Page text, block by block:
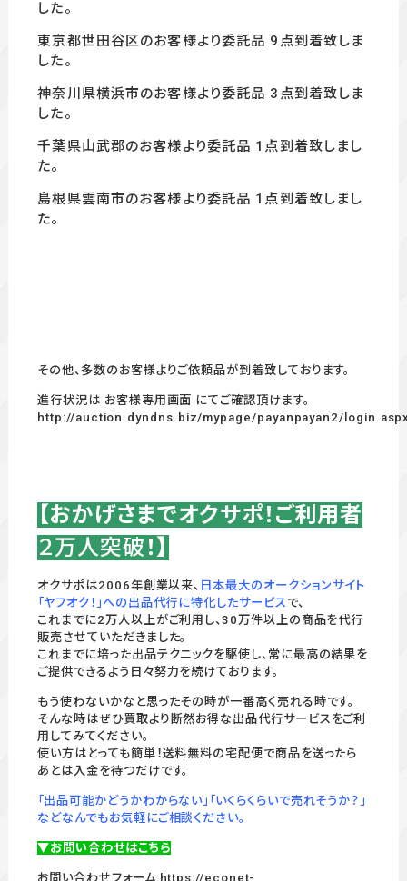
した。
東京都世田谷区のお客様より委託品 9 点到着致しま
した。
神奈川県横浜市のお客様より委託品 3 点到着致しま
した。
千葉県山武郡のお客様より委託品 1 点到着致しまし
た。
島根県雲南市のお客様より委託品 1 点到着致しまし
た。
その他、多数のお客様よりご依頼品が到着致しております。
進行状況は お客様専用画面 にてご確認頂けます。
http://auction.dyndns.biz/mypage/payanpayan2/
【おかげさまでオクサポ！ご利用者
２万人突破 ！】
オクサポは2006年創業以来、 日本最大のオークションサイト
「ヤフオク！」への出品代行に特化したサービス で、
これまでに2万人以上がご利用し、30万件以上の商品を代行
販売させていただきました。
これまでに培った出品テクニックを駆使し、常に最高の結果を
ご提供できるよう日々努力を続けております。
もう使わないかなと思ったその時が一番高く売れる時です。
そんな時はぜひ買取より断然お得な出品代行サービスをご利
用してみてください。
使い方はとっても簡単！送料無料の宅配便で商品を送ったら
あとは入金を待つだけです。
「出品可能かどうかわからない」「いくらくらいで売れそうか？」
などなんでもお気軽にご相談ください。
▼お問い合わせはこちら
お問い合わせフォーム: https://econet-